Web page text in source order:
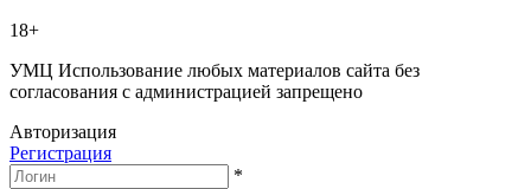
18+
УМЦ Использование любых материалов сайта без
согласования с администрацией запрещено
Авторизация
Регистрация
*